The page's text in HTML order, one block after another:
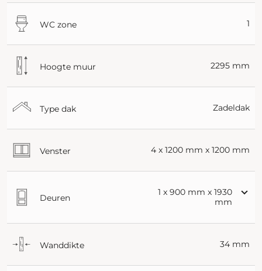
WC zone 1
Hoogte muur 2295 mm
Type dak Zadeldak
Venster 4 x 1200 mm x 1200 mm
Deuren
1 x 900 mm x 1930
mm
Wanddikte 34 mm